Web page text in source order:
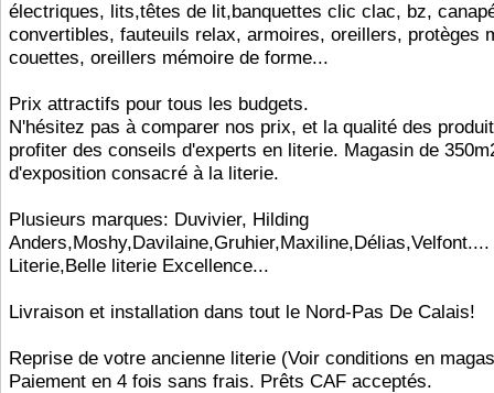
électriques, lits,têtes de lit,banquettes clic clac, bz,
convertibles, fauteuils relax, armoires, oreillers, protèges
couettes, oreillers mémoire de forme...
Prix attractifs pour tous les budgets.
N'hésitez pas à comparer nos prix, et la qualité des
profiter des conseils d'experts en literie. Magasin de
d'exposition consacré à la literie.
Plusieurs marques: Duvivier, Hilding
Anders,Moshy,Davilaine,Gruhier,Maxiline,Délias,Velfont....
Literie,Belle literie Excellence...
Livraison et installation dans tout le Nord-Pas De Calais!
Reprise de votre ancienne literie (Voir conditions en
Paiement en 4 fois sans frais. Prêts CAF acceptés.